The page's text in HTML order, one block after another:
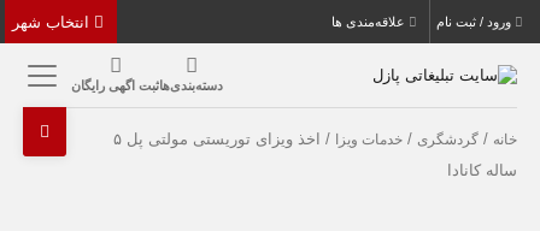
ورود / ثبت نام علاقه‌مندی ها
دسته‌بندی‌هاثبت اگهی رایگان
خانه /گردشگری /خدمات ویزا
/ اخذ ویزای توریستی مولتی پل ۵
ساله کانادا